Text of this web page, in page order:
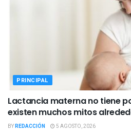
PRINCIPAL
Lactancia materna no tiene
existen muchos mitos
BYREDACCIÓN 5 AGOSTO, 2026